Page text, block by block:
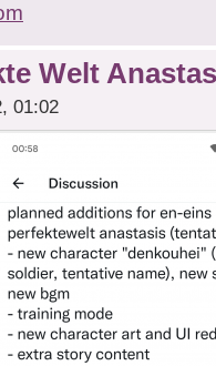
Welt
01:02